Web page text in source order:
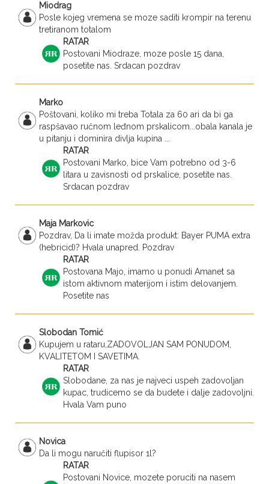
Miodrag
Posle kojeg vremena se moze saditi krompir na terenu
tretiranom totalom
RATAR
Postovani Miodraze, moze posle 15 dana,
posetite nas. Srdacan pozdrav
Marko
Poštovani, koliko mi treba Totala za 60 ari da bi ga
raspšavao ručnom leđnom prskalicom...obala kanala je
u pitanju i dominira divlja kupina ...
RATAR
Postovani Marko, bice Vam potrebno od 3-6
litara u zavisnosti od prskalice, posetite nas.
Srdacan pozdrav
Maja Markovic
Pozdrav, Da li imate možda produkt: Bayer PUMA extra
(hebricid)? Hvala unapred. Pozdrav
RATAR
Postovana Majo, imamo u ponudi Amanet sa
istom aktivnom materijom i istim delovanjem.
Posetite nas
Slobodan Tomić
Kupujem u rataru,ZADOVOLJAN SAM PONUDOM,
KVALITETOM I SAVETIMA.
RATAR
Slobodane, za nas je najveci uspeh zadovoljan
kupac, trudicemo se da budete i dalje zadovoljni.
Hvala Vam puno
Novica
Da li mogu naručiti flupisor 1l?
RATAR
Postovani Novice, mozete poruciti na nasem